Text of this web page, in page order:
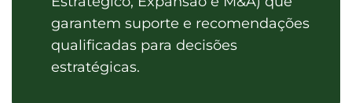
garantem suporte e recomendações
qualificadas para decisões
estratégicas.